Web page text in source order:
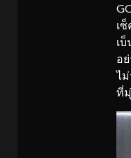
เ
เ
อ
ไ
ที่